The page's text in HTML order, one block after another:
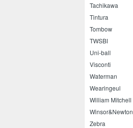
Tachikawa
Tintura
Tombow
TWSBI
Uni-ball
Visconti
Waterman
Wearingeul
William Mitchell
Winsor&Newton
Zebra